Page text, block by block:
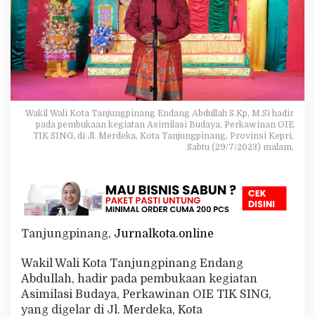
a
p
P
e
r
t
u
j
u
k
a
s
i
m
l
s
B
u
Wakil Wali Kota Tanjungpinang Endang Abdullah S.Kp, M.Si hadir
pada pembukaan kegiatan Asimilasi Budaya, Perkawinan OIE
TIK SING, di Jl. Merdeka, Kota Tanjungpinang, Provinsi Kepri,
Sabtu (29/7/2023) malam.
Tanjungpinang, Jurnalkota.online
Wakil Wali Kota Tanjungpinang Endang
Abdullah, hadir pada pembukaan kegiatan
Asimilasi Budaya, Perkawinan OIE TIK SING,
yang digelar di Jl. Merdeka, Kota